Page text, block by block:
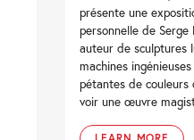
présente une
personnelle de Serge
auteur de sculptures
machines
pétantes de couleurs
voir une œuvre